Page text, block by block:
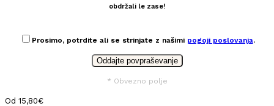
obdržali le zase!
Prosimo, potrdite ali se strinjate z našimi pogoji poslovanja.
* Obvezno polje
Od 15,80€